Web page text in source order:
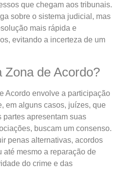
que chegam aos tribunais.
sobre o sistema judicial, mas
mais rápida e
evitando a incerteza de um
Zona de Acordo?
Acordo envolve a participação
em alguns casos, juízes, que
partes apresentam suas
buscam um consenso.
penas alternativas, acordos
mesmo a reparação de
do crime e das